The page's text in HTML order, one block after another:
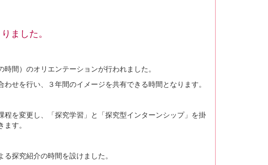
ました。
間）のオリエンテーションが行われました。
せを行い、３年間のイメージを共有できる時間となります。
を変更し、「探究学習」と「探究型インターンシップ」を掛
す。
探究紹介の時間を設けました。